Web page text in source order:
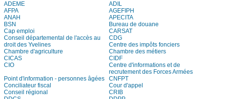
ADEME
ADIL
AFPA
AGEFIPH
ANAH
APECITA
BSN
Bureau de douane
Cap emploi
CARSAT
Conseil départemental de l'accès au
droit des Yvelines
CDG
Centre des impôts fonciers
Chambre d'agriculture
Chambre des métiers
CICAS
CIDF
CIO
Centre d'informations et de
recrutement des Forces Armées
Point d'information - personnes âgées
CNFPT
Conciliateur fiscal
Cour d'appel
Conseil régional
CRIB